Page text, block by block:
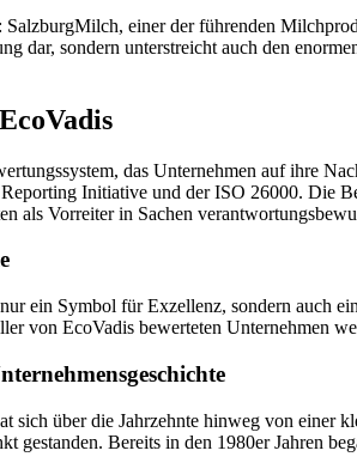
einer der führenden
dar, sondern unterstreicht auch den
das Unternehmen auf ihre
Initiative und der ISO 26000. Die
als Vorreiter in Sachen
ein Symbol für Exzellenz, sondern auch
von EcoVadis bewerteten Unternehmen
sich über die Jahrzehnte hinweg von
gestanden. Bereits in den 1980er Jahren